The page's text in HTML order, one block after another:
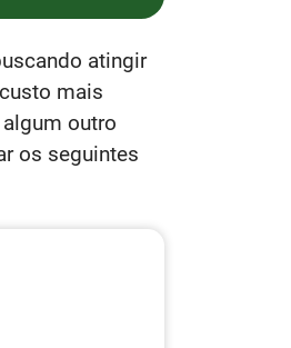
atingir
mais
outro
os seguintes